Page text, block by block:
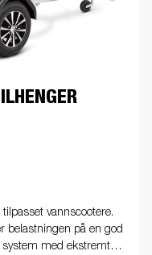
vannscootere.
belastningen på en god
system med ekstremt